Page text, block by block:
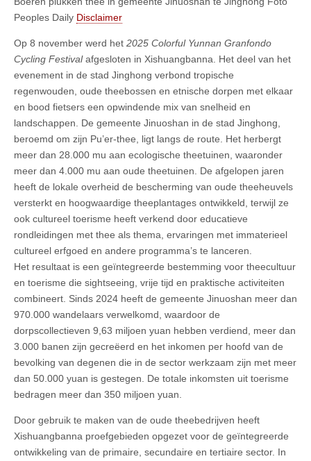
Peoples Daily Disclaimer
Op 8 november werd het 2025 Colorful Yunnan Granfondo
Cycling Festivalafgesloten in Xishuangbanna. Het deel van het
evenement in de stad Jinghong verbond tropische
regenwouden, oude theebossen en etnische dorpen met elkaar
en bood fietsers een opwindende mix van snelheid en
landschappen. De gemeente Jinuoshan in de stad Jinghong,
beroemd om zijn Pu’er-thee, ligt langs de route. Het herbergt
meer dan 28.000 mu aan ecologische theetuinen, waaronder
meer dan 4.000 mu aan oude theetuinen. De afgelopen jaren
heeft de lokale overheid de bescherming van oude theeheuvels
versterkt en hoogwaardige theeplantages ontwikkeld, terwijl ze
ook cultureel toerisme heeft verkend door educatieve
rondleidingen met thee als thema, ervaringen met immaterieel
cultureel erfgoed en andere programma’s te lanceren.
Het resultaat is een geïntegreerde bestemming voor theecultuur
en toerisme die sightseeing, vrije tijd en praktische activiteiten
combineert. Sinds 2024 heeft de gemeente Jinuoshan meer dan
970.000 wandelaars verwelkomd, waardoor de
dorpscollectieven 9,63 miljoen yuan hebben verdiend, meer dan
3.000 banen zijn gecreëerd en het inkomen per hoofd van de
bevolking van degenen die in de sector werkzaam zijn met meer
dan 50.000 yuan is gestegen. De totale inkomsten uit toerisme
bedragen meer dan 350 miljoen yuan.
Door gebruik te maken van de oude theebedrijven heeft
Xishuangbanna proefgebieden opgezet voor de geïntegreerde
ontwikkeling van de primaire, secundaire en tertiaire sector. In